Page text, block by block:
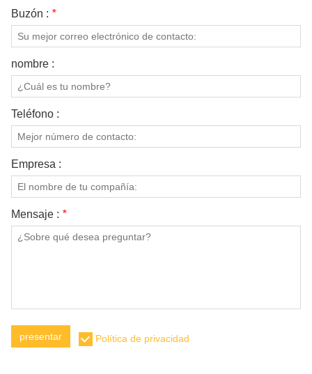
LA FÁBRICA
CONTÁCTENOS
SOBRE NOSOTROS
Buzón : *
nombre :
Teléfono :
Empresa :
Mensaje : *
presentar Política de privacidad